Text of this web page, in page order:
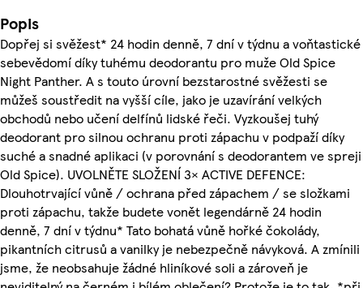
Popis
Dopřej si svěžest* 24 hodin denně, 7 dní v týdnu a voňtastické
sebevědomí díky tuhému deodorantu pro muže Old Spice
Night Panther. A s touto úrovní bezstarostné svěžesti se
můžeš soustředit na vyšší cíle, jako je uzavírání velkých
obchodů nebo učení delfínů lidské řeči. Vyzkoušej tuhý
deodorant pro silnou ochranu proti zápachu v podpaží díky
suché a snadné aplikaci (v porovnání s deodorantem ve spreji
Old Spice). UVOLNĚTE SLOŽENÍ 3× ACTIVE DEFENCE:
Dlouhotrvající vůně / ochrana před zápachem / se složkami
proti zápachu, takže budete vonět legendárně 24 hodin
denně, 7 dní v týdnu* Tato bohatá vůně hořké čokolády,
pikantních citrusů a vanilky je nebezpečně návyková. A zmínili
jsme, že neobsahuje žádné hliníkové soli a zároveň je